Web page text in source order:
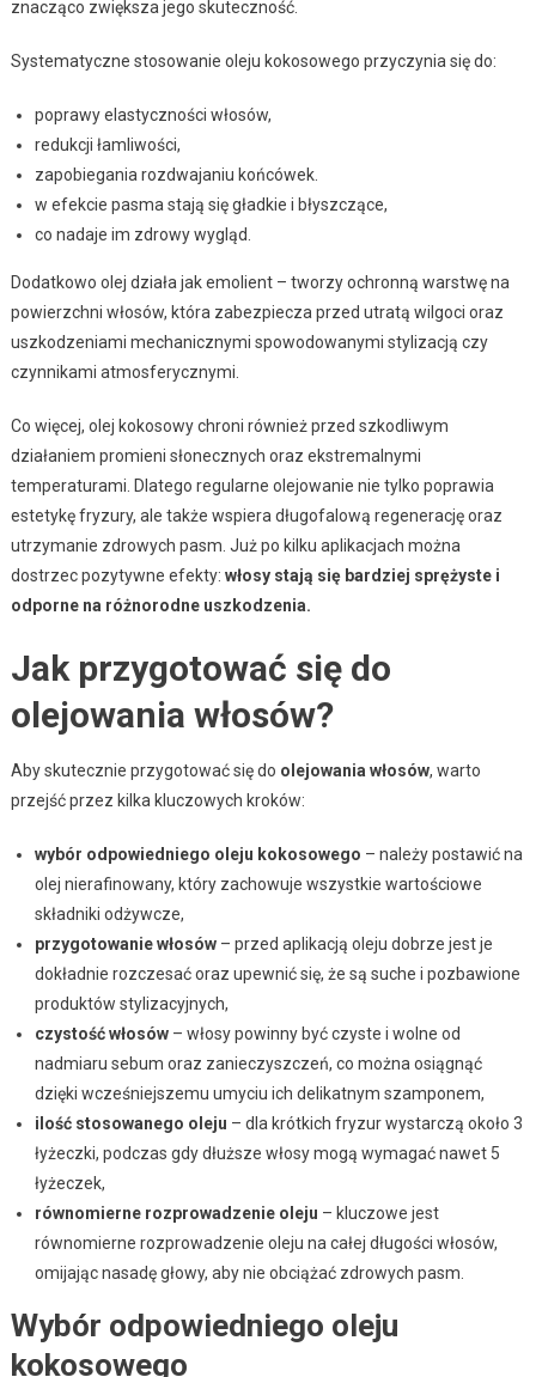
znacząco zwiększa jego skuteczność.
Systematyczne stosowanie oleju kokosowego przyczynia się do:
poprawy elastyczności włosów,
redukcji łamliwości,
zapobiegania rozdwajaniu końcówek.
w efekcie pasma stają się gładkie i błyszczące,
co nadaje im zdrowy wygląd.
Dodatkowo olej działa jak emolient – tworzy ochronną warstwę na
powierzchni włosów, która zabezpiecza przed utratą wilgoci oraz
uszkodzeniami mechanicznymi spowodowanymi stylizacją czy
czynnikami atmosferycznymi.
Co więcej, olej kokosowy chroni również przed szkodliwym
działaniem promieni słonecznych oraz ekstremalnymi
temperaturami. Dlatego regularne olejowanie nie tylko poprawia
estetykę fryzury, ale także wspiera długofalową regenerację oraz
utrzymanie zdrowych pasm. Już po kilku aplikacjach można
dostrzec pozytywne efekty: włosy stają się bardziej sprężyste i
odporne na różnorodne uszkodzenia.
Jak przygotować się do
olejowania włosów?
Aby skutecznie przygotować się do olejowania włosów, warto
przejść przez kilka kluczowych kroków:
wybór odpowiedniego oleju kokosowego – należy postawić na
olej nierafinowany, który zachowuje wszystkie wartościowe
składniki odżywcze,
przygotowanie włosów– przed aplikacją oleju dobrze jest je
dokładnie rozczesać oraz upewnić się, że są suche i pozbawione
produktów stylizacyjnych,
czystość włosów– włosy powinny być czyste i wolne od
nadmiaru sebum oraz zanieczyszczeń, co można osiągnąć
dzięki wcześniejszemu umyciu ich delikatnym szamponem,
ilość stosowanego oleju – dla krótkich fryzur wystarczą około 3
łyżeczki, podczas gdy dłuższe włosy mogą wymagać nawet 5
łyżeczek,
równomierne rozprowadzenie oleju – kluczowe jest
równomierne rozprowadzenie oleju na całej długości włosów,
omijając nasadę głowy, aby nie obciążać zdrowych pasm.
Wybór odpowiedniego oleju
kokosowego